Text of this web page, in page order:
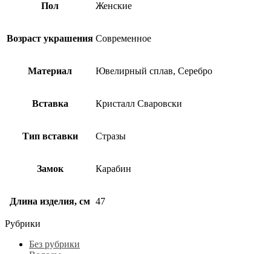
Пол Женские
Возраст украшения Современное
Материал Ювелирный сплав, Серебро
Вставка Кристалл Сваровски
Тип вставки Стразы
Замок Карабин
Длина изделия, см 47
Рубрики
Без рубрики